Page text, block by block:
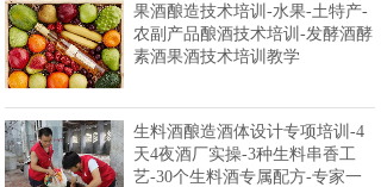
果酒酿造技术培训-水果-土特产-
农副产品酿酒技术培训-发酵酒酵
素酒果酒技术培训教学
生料酒酿造酒体设计专项培训-4
天4夜酒厂实操-3种生料串香工
艺-30个生料酒专属配方-专家一